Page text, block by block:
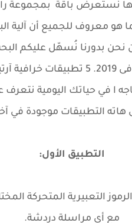
نستعرض باقة بمجموعة
هو معروف للجميع أن آلية
بدورنا نُسهّل عليكم
يلي نستعرض قائمة بأفضل 5
ا في حياتك اليومية نتعرف
التطبيقات موجودة في آخر
التطبيق الأول:
التعبيرية المتحركة
مع أي مراسلة دردشة.